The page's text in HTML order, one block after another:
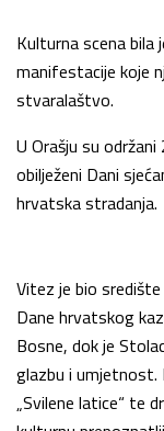
Kulturna scena bila
manifestacije koje
stvaralaštvo.
U Orašju su
obilježeni Dani
hrvatska stradanja.
Vitez je bio
Dane hrvatskog
Bosne, dok je
glazbu i
„Svilene latice“ te